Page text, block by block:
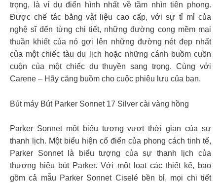
trọng, là ví dụ điển hình nhất về tầm nhìn tiên phong.
Được chế tác bằng vật liệu cao cấp, với sự tỉ mỉ của
nghệ sĩ đến từng chi tiết, những đường cong mềm mại
thuần khiết của nó gợi lên những đường nét đẹp nhất
của một chiếc tàu du lịch hoặc những cánh buồm cuồn
cuộn của một chiếc du thuyền sang trọng. Cùng với
Carene – Hãy căng buồm cho cuộc phiêu lưu của bạn.
Bút máy Bút Parker Sonnet 17 Silver cài vàng hồng
Parker Sonnet một biểu tượng vượt thời gian của sự
thanh lịch. Một biểu hiện cổ điển của phong cách tinh tế,
Parker Sonnet là biểu tượng của sự thanh lịch của
thương hiệu bút Parker. Với một loạt các thiết kế, bao
gồm cả mẫu Parker Sonnet Ciselé bền bỉ, mọi chi tiết